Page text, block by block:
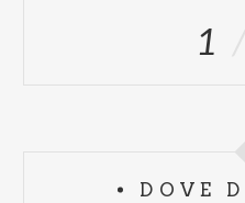
1
DOVE